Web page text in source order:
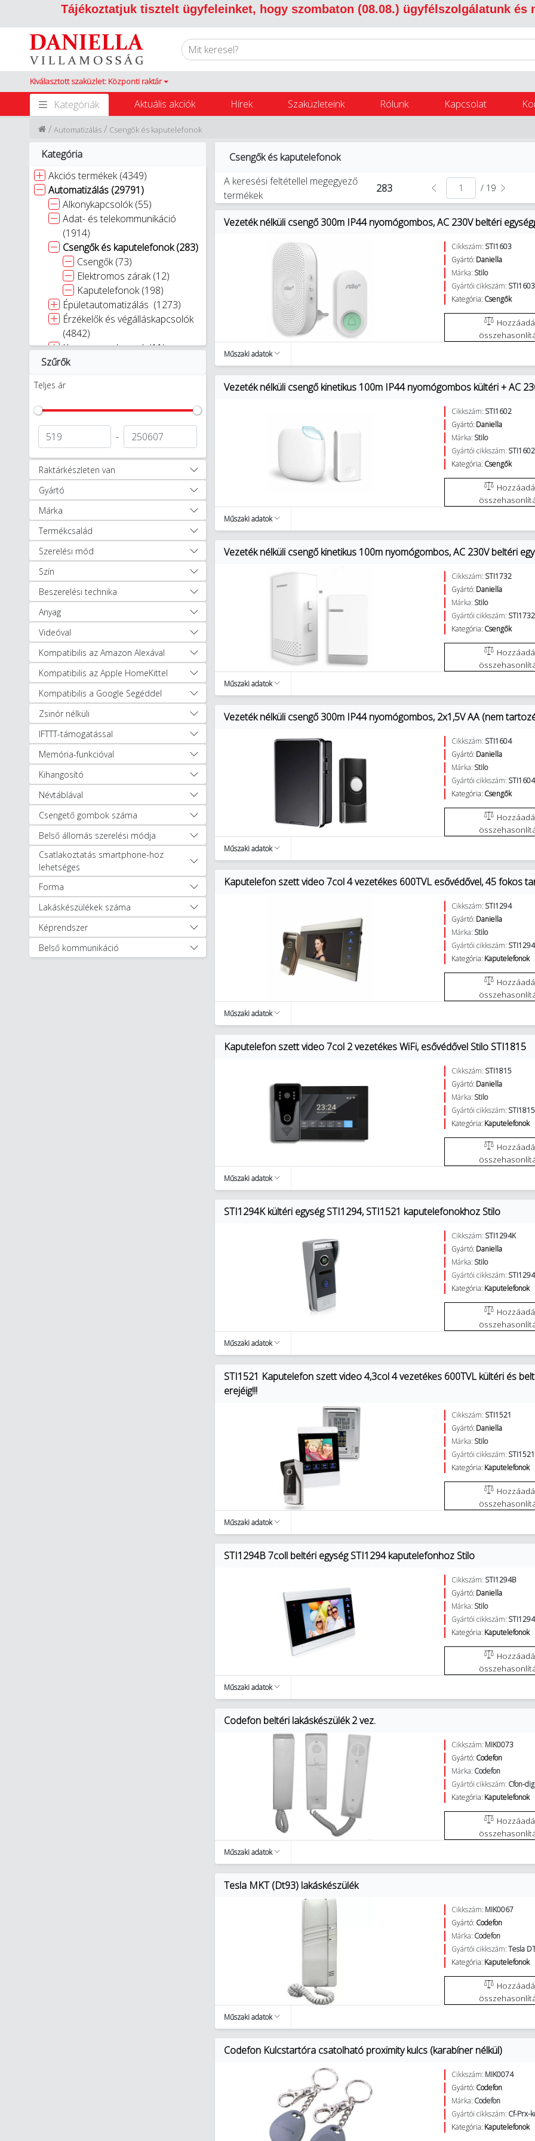
Tájékoztatjuk tisztelt ügyfeleinket, hogy szombaton (08.08.) ügyfélszolgálatunk és
Kiválasztott szaküzlet: Központi raktár
Kategóriák Aktuális akciók Hírek Szaküzleteink Rólunk Kapcsolat
Csengők és kaputelefonok
/
Automatizálás
/
Kategória
Akciós termékek (4349)
Automatizálás (29791)
Alkonykapcsolók (55)
Adat- és telekommunikáció
(1914)
Csengők és kaputelefonok (283)
Csengők (73)
Elektromos zárak (12)
Kaputelefonok (198)
Épületautomatizálás (1273)
Érzékelők és végálláskapcsolók
(4842)
Kamera rendszerek (11)
Motorindítás és szabályzás
Működtető és jelzőkészülékek
Programozható logikai eszközök
Relék (2643)
Riasztórendszerek (87)
Szirénák és jelzőberendezések
(206)
Elektromos autótöltők (165)
Elemek, akkumulátorok és töltők
(303)
Energiaelosztás (20936)
Hőszivattyúk és tartozékok (30)
Hűtés, fűtés, szellőzéstechnika (891)
Installáció technika (33000)
Kábelek, vezetékek (1196)
Kapcsolóberendezések és
szekrények (18053)
Szerelvények (10150)
Kaputechnika (9)
Napelemes rendszerek (348)
Világítástechnika (27422)
Villámvédelem (3886)
Egyéb (2253)
Autóápolási termékek (47)
Munkavédelem, védőruházat (1256)
Okosotthon megoldások (321)
Okosotthon csomagok (17)
Szerszámok (11894)
Lakossági világítás (2518)
Szűrők
Teljes ár
-
Raktárkészleten van
Gyártó
Márka
Termékcsalád
Szerelési mód
Szín
Beszerelési technika
Anyag
Videóval
Kompatibilis az Amazon Alexával
Kompatibilis az Apple HomeKittel
Kompatibilis a Google Segéddel
Zsinór nélküli
IFTTT-támogatással
Memória-funkcióval
Kihangosító
Névtáblával
Csengető gombok száma
Belső állomás szerelési módja
Csatlakoztatás smartphone-hoz
lehetséges
Forma
Lakáskészülékek száma
Képrendszer
Belső kommunikáció
Csengők és kaputelefonok
A keresési feltétellel megegyező
termékek
283 / 19
Vezeték nélküli csengő 300m IP44 nyomógombos, AC 230V beltéri
Cikkszám: STI1603
Gyártó: Daniella
Márka: Stilo
Gyártói cikkszám: STI1603
Kategória: Csengők
Műszaki adatok
Vezeték nélküli csengő kinetikus 100m IP44 nyomógombos kültéri + AC
Cikkszám: STI1602
Gyártó: Daniella
Márka: Stilo
Gyártói cikkszám: STI1602
Kategória: Csengők
Műszaki adatok
Vezeték nélküli csengő kinetikus 100m nyomógombos, AC 230V beltéri
Cikkszám: STI1732
Gyártó: Daniella
Márka: Stilo
Gyártói cikkszám: STI1732
Kategória: Csengők
Műszaki adatok
Vezeték nélküli csengő 300m IP44 nyomógombos, 2x1,5V AA (nem
Cikkszám: STI1604
Gyártó: Daniella
Márka: Stilo
Gyártói cikkszám: STI1604
Kategória: Csengők
Műszaki adatok
Kaputelefon szett video 7col 4 vezetékes 600TVL esővédővel, 45 fokos
Cikkszám: STI1294
Gyártó: Daniella
Márka: Stilo
Gyártói cikkszám: STI1294
Kategória: Kaputelefonok
Műszaki adatok
Kaputelefon szett video 7col 2 vezetékes WiFi, esővédővel Stilo STI1815
Cikkszám: STI1815
Gyártó: Daniella
Márka: Stilo
Gyártói cikkszám: STI1815
Kategória: Kaputelefonok
Műszaki adatok
STI1294K kültéri egység STI1294, STI1521 kaputelefonokhoz Stilo
Cikkszám: STI1294K
Gyártó: Daniella
Márka: Stilo
Gyártói cikkszám:
Kategória: Kaputelefonok
Műszaki adatok
STI1521 Kaputelefon szett video 4,3col 4 vezetékes 600TVL kültéri és
erejéig!!!
Cikkszám: STI1521
Gyártó: Daniella
Márka: Stilo
Gyártói cikkszám: STI1521
Kategória: Kaputelefonok
Műszaki adatok
STI1294B 7coll beltéri egység STI1294 kaputelefonhoz Stilo
Cikkszám: STI1294B
Gyártó: Daniella
Márka: Stilo
Gyártói cikkszám:
Kategória: Kaputelefonok
Műszaki adatok
Codefon beltéri lakáskészülék 2 vez.
Cikkszám: MIK0073
Gyártó: Codefon
Márka: Codefon
Gyártói cikkszám: Cfon-
Kategória: Kaputelefonok
Műszaki adatok
Tesla MKT (Dt93) lakáskészülék
Cikkszám: MIK0067
Gyártó: Codefon
Márka: Codefon
Gyártói cikkszám:Tesla
Kategória: Kaputelefonok
Műszaki adatok
Codefon Kulcstartóra csatolható proximity kulcs (karabíner nélkül)
Cikkszám: MIK0074
Gyártó: Codefon
Márka: Codefon
Gyártói cikkszám: Cf-Prx-
Kategória: Kaputelefonok